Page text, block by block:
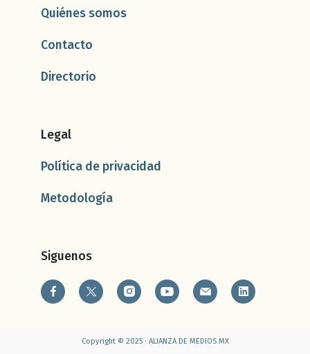
Quiénes somos
Contacto
Directorio
Legal
Política de privacidad
Metodología
Siguenos
Copyright © 2025 · ALIANZA DE MEDIOS MX